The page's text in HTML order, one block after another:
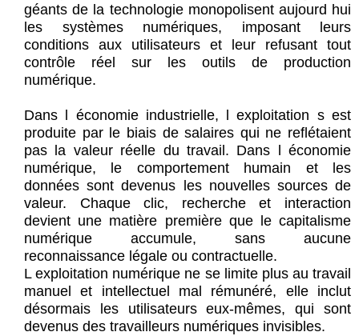
géants de la technologie monopolisent aujourd hui
les systèmes numériques, imposant leurs
conditions aux utilisateurs et leur refusant tout
contrôle réel sur les outils de production
numérique.
Dans l économie industrielle, l exploitation s est
produite par le biais de salaires qui ne reflétaient
pas la valeur réelle du travail. Dans l économie
numérique, le comportement humain et les
données sont devenus les nouvelles sources de
valeur. Chaque clic, recherche et interaction
devient une matière première que le capitalisme
numérique accumule, sans aucune
reconnaissance légale ou contractuelle.
L exploitation numérique ne se limite plus au travail
manuel et intellectuel mal rémunéré, elle inclut
désormais les utilisateurs eux-mêmes, qui sont
devenus des travailleurs numériques invisibles.